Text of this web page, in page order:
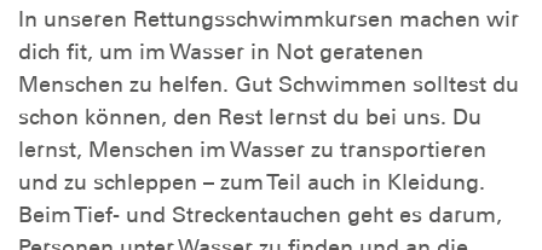
In unseren Rettungsschwimmkursen machen wir
dich fit, um im Wasser in Not geratenen
Menschen zu helfen. Gut Schwimmen solltest du
schon können, den Rest lernst du bei uns. Du
lernst, Menschen im Wasser zu transportieren
und zu schleppen – zum Teil auch in Kleidung.
Beim Tief- und Streckentauchen geht es darum,